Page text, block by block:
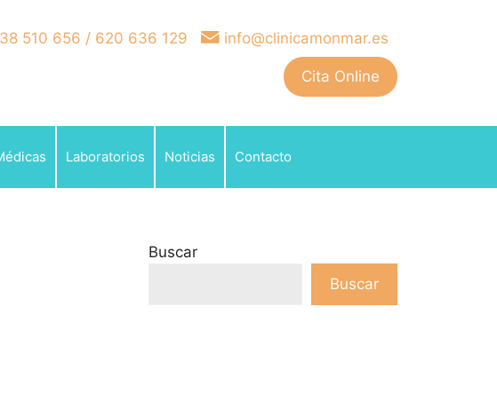
510 656 / 620 636 129 info@clinicamonmar.es
Cita Online
Laboratorios Noticias Contacto
Buscar
Buscar